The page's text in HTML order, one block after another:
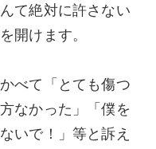
て絶対に許さない
開けます。
べて「とても傷つ
なかった」「僕を
いで！」等と訴え